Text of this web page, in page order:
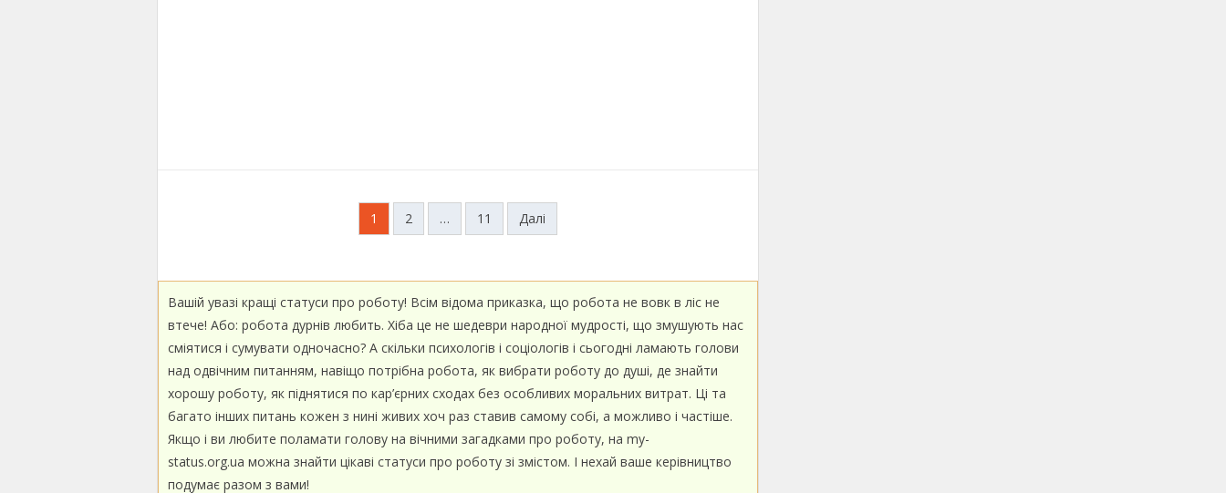
1 2 … 11 Далі
Вашій увазі кращі статуси про роботу! Всім відома приказка, що робота не вовк в ліс не
втече! Або: робота дурнів любить. Хіба це не шедеври народної мудрості, що змушують нас
сміятися і сумувати одночасно? А скільки психологів і соціологів і сьогодні ламають голови
над одвічним питанням, навіщо потрібна робота, як вибрати роботу до душі, де знайти
хорошу роботу, як піднятися по кар’єрних сходах без особливих моральних витрат. Ці та
багато інших питань кожен з нині живих хоч раз ставив самому собі, а можливо і частіше.
Якщо і ви любите поламати голову на вічними загадками про роботу, на my-
status.org.ua можна знайти цікаві статуси про роботу зі змістом. І нехай ваше керівництво
подумає разом з вами!